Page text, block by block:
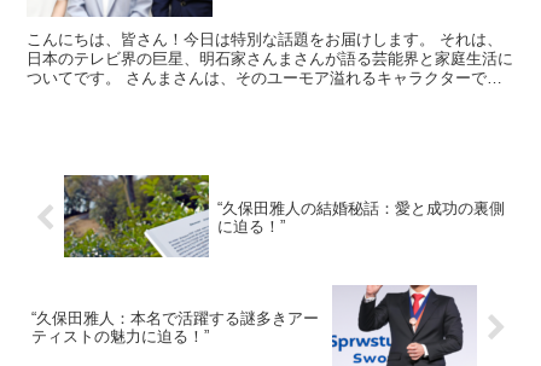
こんにちは、皆さん！今日は特別な話題をお届けします。 それは、
日本のテレビ界の巨星、明石家さんまさんが語る芸能界と家庭生活に
ついてです。 さんまさんは、そのユーモア溢れるキャラクターで多
“久保田雅人の結婚秘話：愛と成功の裏側
に迫る！”
“久保田雅人：本名で活躍する謎多きアー
ティストの魅力に迫る！”